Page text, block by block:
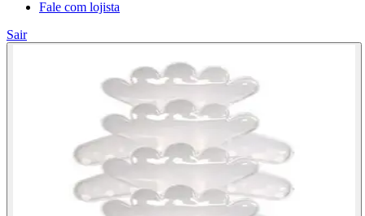
Fale com lojista
Sair